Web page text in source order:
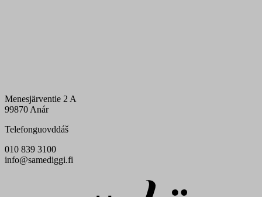
Menesjärventie 2 A
99870 Anár
Telefonguovddáš
010 839 3100
info@samediggi.fi